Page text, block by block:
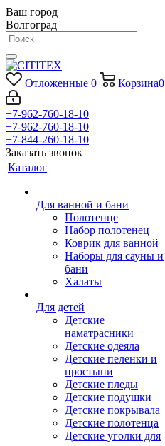
Ваш город
Волгоград
Отложенные 0 Корзина0
+7-962-760-18-10
+7-962-760-18-10
+7-844-260-18-10
Заказать звонок
Каталог
Для ванной и бани
Полотенце
Набор полотенец
Коврик для ванной
Наборы для сауны и
бани
Халаты
Для детей
Детские
наматрасники
Детские одеяла
Детские пеленки и
простыни
Детские пледы
Детские подушки
Детские покрывала
Детские полотенца
Детские уголки для